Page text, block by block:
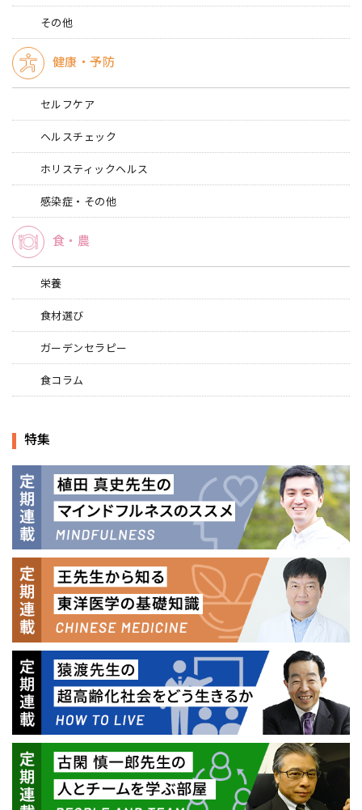
その他
健康・予防
セルフケア
ヘルスチェック
ホリスティックヘルス
感染症・その他
食・農
栄養
食材選び
ガーデンセラピー
食コラム
特集